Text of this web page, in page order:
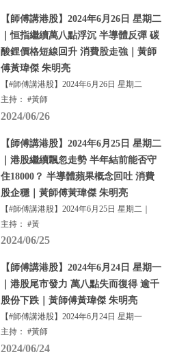
【師傅講港股】2024年6月26日 星期二
｜恒指繼續萬八點浮沉 半導體反彈 碳
酸鋰價格短線回升 消費股走強｜黃師
傅黃瑋傑 朱明亮
【#師傅講港股】2024年6月26日 星期二
主持： #黃師
2024/06/26
【師傅講港股】2024年6月25日 星期二
｜港股繼續飄忽走勢 半年結前能否守
住18000？ 半導體蘋果概念回吐 消費
股企穩｜黃師傅黃瑋傑 朱明亮
【#師傅講港股】2024年6月25日 星期二｜
主持： #黃
2024/06/25
【師傅講港股】2024年6月24日 星期一
｜港股尾市發力 萬八點失而復得 逾千
股份下跌｜黃師傅黃瑋傑 朱明亮
【#師傅講港股】2024年6月24日 星期一
主持： #黃師
2024/06/24